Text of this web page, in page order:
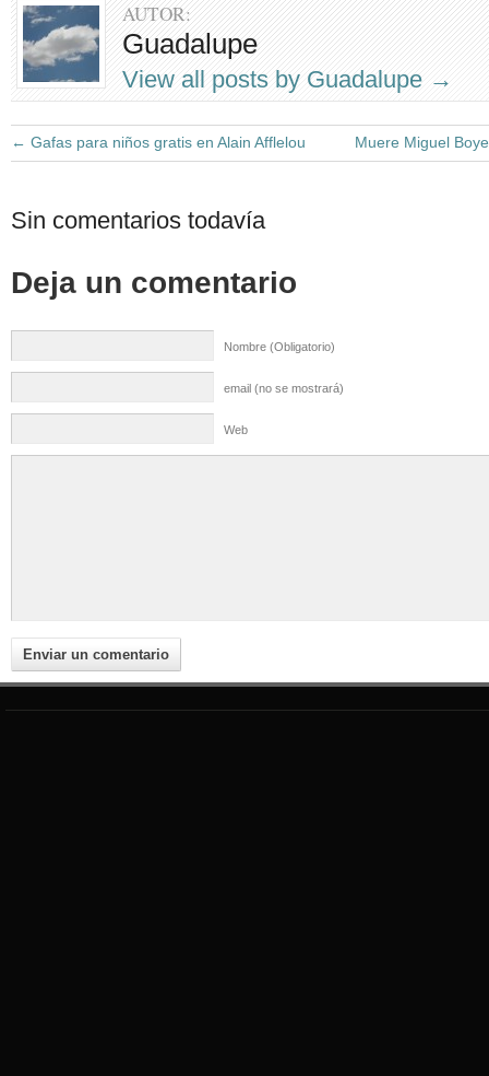
AUTOR:
Guadalupe
View all posts by Guadalupe →
← Gafas para niños gratis en Alain Afflelou Muere Miguel
Sin comentarios todavía
Deja un comentario
Nombre (Obligatorio)
email (no se mostrará)
Web